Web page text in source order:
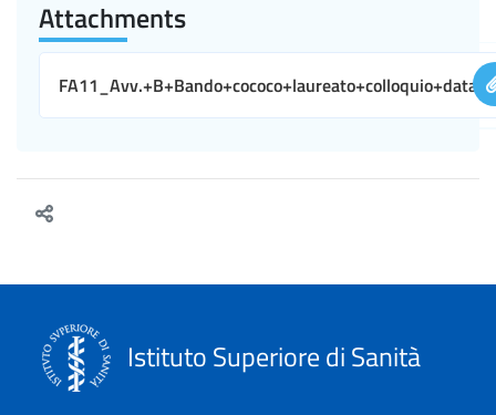
Attachments
Istituto Superiore di Sanità